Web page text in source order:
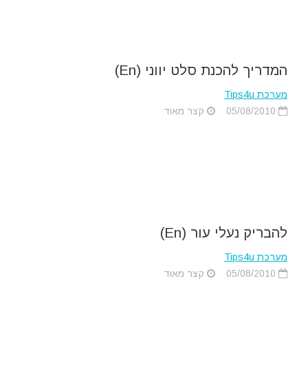
המדריך להכנת סלט יווני (En)
מערכת Tips4u
קצר מאוד
להבריק נעלי עור (En)
מערכת Tips4u
קצר מאוד